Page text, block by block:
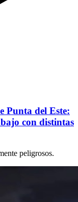
Punta del Este:
con distintas
peligrosos.